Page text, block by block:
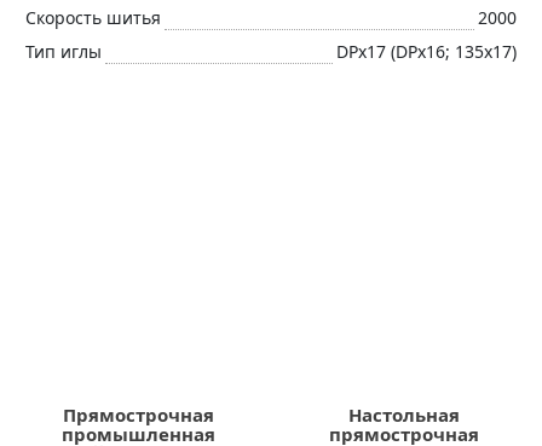
Скорость шитья
2000
Тип иглы
DPx17 (DPx16; 135x17)
Прямострочная
промышленная
Настольная
прямострочная